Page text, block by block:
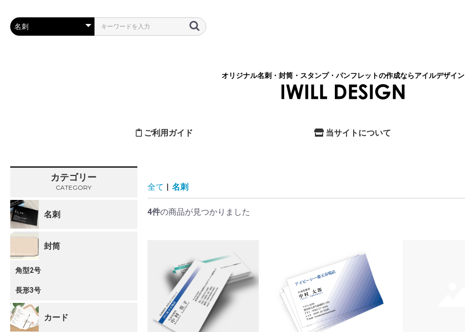
オリジナル名刺・封筒・スタンプ・パンフレットの作成ならアイルデザイン
ご利用ガイド 当サイトについて
カテゴリー
CATEGORY
名刺
封筒
角型2号
長形3号
カード
全て | 名刺
4件の商品が見つかりました